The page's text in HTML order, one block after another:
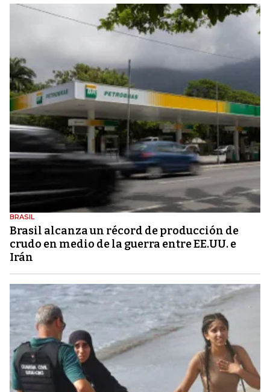
BRASIL
Brasil alcanza un récord de producción de
crudo en medio de la guerra entre EE.UU. e
Irán